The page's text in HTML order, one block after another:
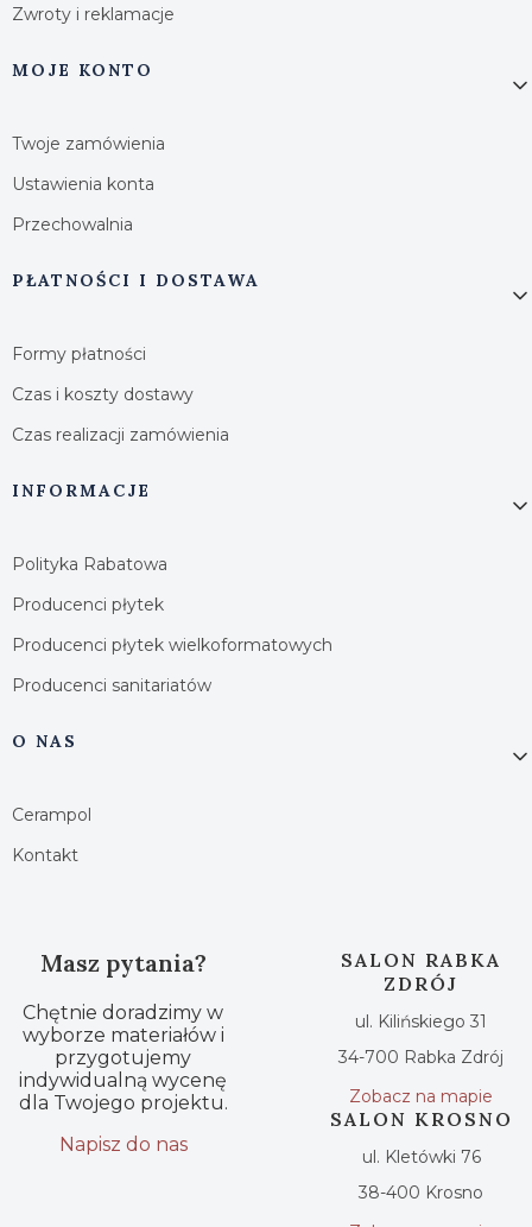
Zwroty i reklamacje
MOJE KONTO
Twoje zamówienia
Ustawienia konta
Przechowalnia
PŁATNOŚCI I DOSTAWA
Formy płatności
Czas i koszty dostawy
Czas realizacji zamówienia
INFORMACJE
Polityka Rabatowa
Producenci płytek
Producenci płytek wielkoformatowych
Producenci sanitariatów
O NAS
Cerampol
Kontakt
Masz pytania?
Chętnie doradzimy w
wyborze materiałów i
przygotujemy
indywidualną wycenę
dla Twojego projektu.
Napisz do nas
SALON RABKA
ZDRÓJ
ul. Kilińskiego 31
34-700 Rabka Zdrój
Zobacz na mapie
SALON KROSNO
ul. Kletówki 76
38-400 Krosno